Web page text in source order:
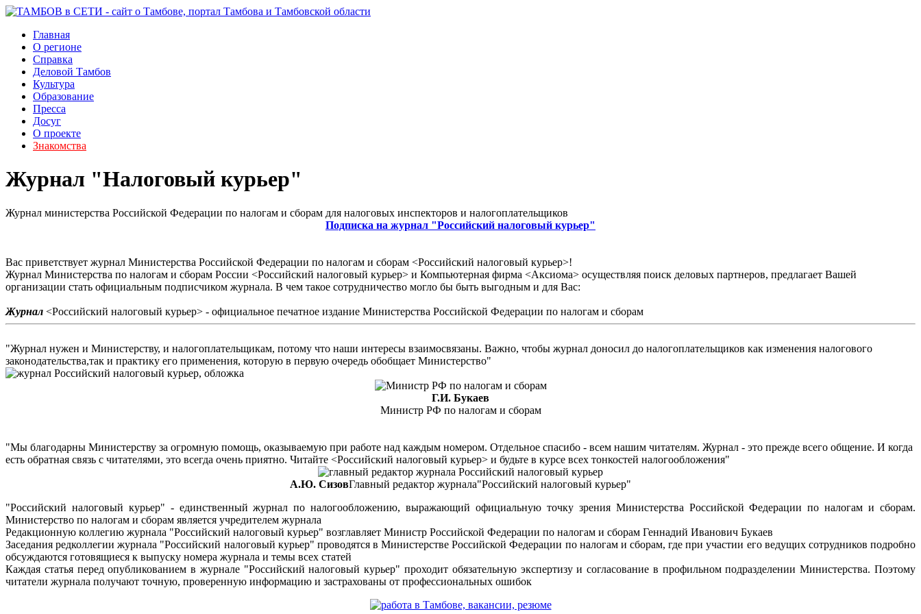
Главная
О регионе
Справка
Деловой Тамбов
Культура
Образование
Пресса
Досуг
О проекте
Знакомства
Журнал "Налоговый курьер"
Журнал министерства Российской Федерации по налогам и сборам для налоговых инспекторов и налогоплательщиков
Подписка на журнал "Российский налоговый курьер"
Вас приветствует журнал Министерства Российской Федерации по налогам и сборам <Российский налоговый курьер>!
Журнал Министерства по налогам и сборам России <Российский налоговый курьер> и Компьютерная фирма <Аксиома> осуществляя поиск деловых партнеров, предлагает Вашей
организации стать официальным подписчиком журнала. В чем такое сотрудничество могло бы быть выгодным и для Вас:
Журнал <Российский налоговый курьер> - официальное печатное издание Министерства Российской Федерации по налогам и сборам
"Журнал нужен и Министерству, и налогоплательщикам, потому что наши интересы взаимосвязаны. Важно, чтобы журнал доносил до налогоплательщиков как изменения налогового
законодательства,так и практику его применения, которую в первую очередь обобщает Министерство"
Г.И. Букаев
Министр РФ по налогам и сборам
"Мы благодарны Министерству за огромную помощь, оказываемую при работе над каждым номером. Отдельное спасибо - всем нашим читателям. Журнал - это прежде всего общение. И когда
есть обратная связь с читателями, это всегда очень приятно. Читайте <Российский налоговый курьер> и будьте в курсе всех тонкостей налогообложения"
А.Ю. СизовГлавный редактор журнала"Российский налоговый курьер"
"Российский налоговый курьер" - единственный журнал по налогообложению, выражающий официальную точку зрения Министерства Российской Федерации по налогам и сборам.
Министерство по налогам и сборам является учредителем журнала
Редакционную коллегию журнала "Российский налоговый курьер" возглавляет Министр Российской Федерации по налогам и сборам Геннадий Иванович Букаев
Заседания редколлегии журнала "Российский налоговый курьер" проводятся в Министерстве Российской Федерации по налогам и сборам, где при участии его ведущих сотрудников подробно
обсуждаются готовящиеся к выпуску номера журнала и темы всех статей
Каждая статья перед опубликованием в журнале "Российский налоговый курьер" проходит обязательную экспертизу и согласование в профильном подразделении Министерства. Поэтому
читатели журнала получают точную, проверенную информацию и застрахованы от профессиональных ошибок